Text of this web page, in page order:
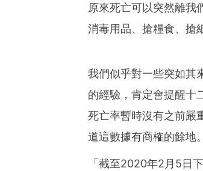
原來死亡可以突然離我
消毒用品、搶糧食、搶
我們似乎對一些突如其
的經驗，肯定會提醒十
死亡率暫時沒有之前嚴
道這數據有商榷的餘地。
「截至2020年2月5日